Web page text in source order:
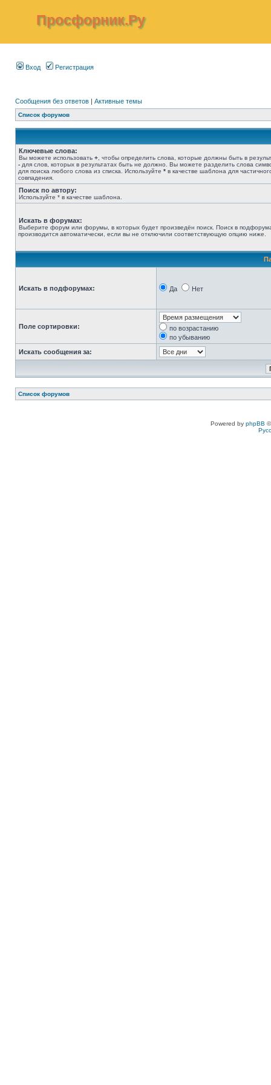
Просфорник.Ру
Вход Регистрация
Сообщения без ответов | Активные темы
Список форумов
Ключевые слова:
Вы можете использовать + , чтобы определить слова, которые должны быть в
- для слов, которых в результатах быть не должно. Вы можете разделить слова
для поиска любого слова из списка. Используйте * в качестве шаблона для
совпадения.
Поиск по автору:
Используйте * в качестве шаблона.
Искать в форумах:
Выберите форум или форумы, в которых будет произведён поиск. Поиск в
производится автоматически, если вы не отключили соответствующую опцию ниже.
Искать в подфорумах: Да Нет
Поле сортировки:
по возрастанию
по убыванию
Искать сообщения за:
Список форумов
Powered by phpBB